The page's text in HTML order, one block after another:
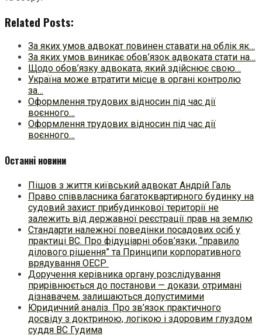
Related Posts:
За яких умов адвокат повинен ставати на облік як…
За яких умов виникає обов’язок адвоката стати на…
Щодо обов’язку адвоката, який здійснює свою…
Україна може втратити місце в органі контролю
за…
Оформлення трудових відносин під час дії
воєнного…
Оформлення трудових відносин під час дії
воєнного…
Останні новини
Пішов з життя київський адвокат Андрій Галь
Право співвласника багатоквартирного будинку на
судовий захист прибудинкової території не
залежить від державної реєстрації прав на землю
Стандарти належної поведінки посадових осіб у
практиці ВC. Про фідуціарні обов’язки, “правило
ділового рішення” та Принципи корпоративного
врядування ОЕСР
Доручення керівника органу розслідування
прирівнюється до постанови — докази, отримані
дізнавачем, залишаються допустимими
Юридичний аналіз. Про зв’язок практичного
досвіду з доктриною, логікою і здоровим глуздом
суддя ВС Гудима